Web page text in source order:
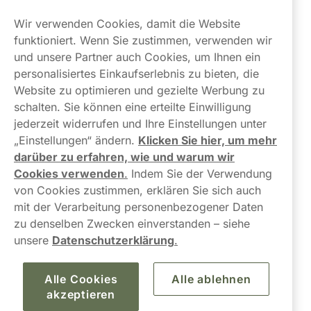
Kontaktieren Sie uns!
hallo@northerner.com
+498001844282
Mo-Do: 08-17 Uhr (Pause: 12-13) Fr: 09-17 Uhr
Links
Über uns
Wir verwenden Cookies, damit die Website
funktioniert. Wenn Sie zustimmen, verwenden wir
und unsere Partner auch Cookies, um Ihnen ein
personalisiertes Einkaufserlebnis zu bieten, die
Website zu optimieren und gezielte Werbung zu
schalten. Sie können eine erteilte Einwilligung
jederzeit widerrufen und Ihre Einstellungen unter
„Einstellungen“ ändern. Klicken Sie hier, um mehr
darüber zu erfahren, wie und warum wir
Cookies verwenden. Indem Sie der Verwendung
von Cookies zustimmen, erklären Sie sich auch
mit der Verarbeitung personenbezogener Daten
zu denselben Zwecken einverstanden – siehe
unsere Datenschutzerklärung.
Alle Cookies
akzeptieren
Alle ablehnen